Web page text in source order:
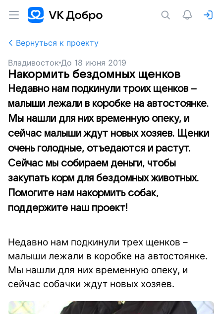
Вернуться к проекту
Владивосток До 18 июня 2019
Накормить бездомных щенков
Недавно нам подкинули троих щенков –
малыши лежали в коробке на автостоянке.
Мы нашли для них временную опеку, и
сейчас малыши ждут новых хозяев. Щенки
очень голодные, отъедаются и растут.
Сейчас мы собираем деньги, чтобы
закупать корм для бездомных животных.
Помогите нам накормить собак,
поддержите наш проект!
Недавно нам подкинули трех щенков –
малыши лежали в коробке на автостоянке.
Мы нашли для них временную опеку, и
сейчас собачки ждут новых хозяев.